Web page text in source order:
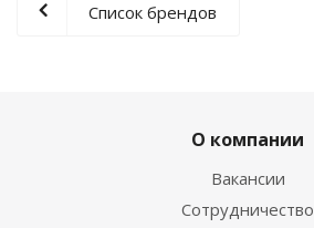
Список брендов
О компании
Вакансии
Сотрудничество